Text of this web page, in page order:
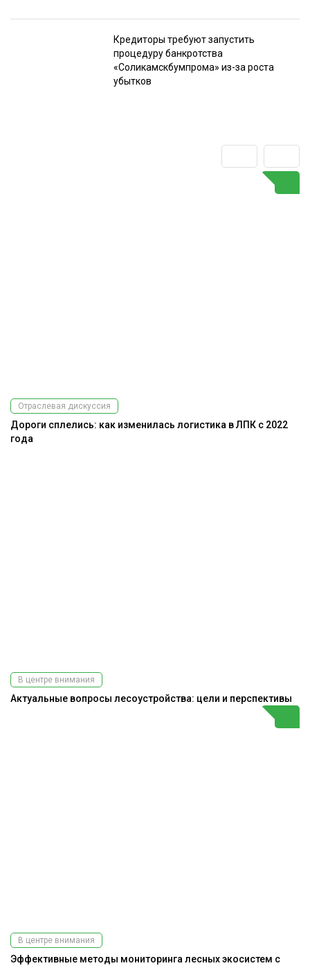
Кредиторы требуют запустить
процедуру банкротства
«Соликамскбумпрома» из-за роста
убытков
Отраслевая дискуссия
Дороги сплелись: как изменилась логистика в ЛПК с 2022
года
В центре внимания
Актуальные вопросы лесоустройства: цели и перспективы
В центре внимания
Эффективные методы мониторинга лесных экосистем с